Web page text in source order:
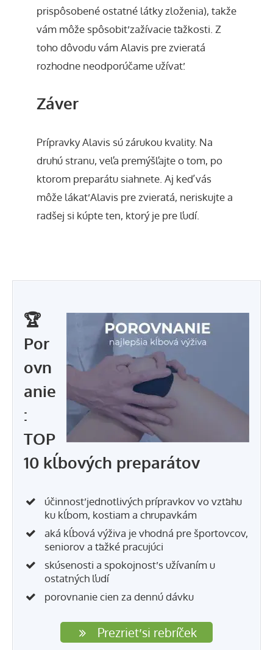
prispôsobené ostatné látky zloženia), takže
vám môže spôsobiť zažívacie ťažkosti. Z
toho dôvodu vám Alavis pre zvieratá
rozhodne neodporúčame užívať.
Záver
Prípravky Alavis sú zárukou kvality. Na
druhú stranu, veľa premýšľajte o tom, po
ktorom preparátu siahnete. Aj keď vás
môže lákať Alavis pre zvieratá, neriskujte a
radšej si kúpte ten, ktorý je pre ľudí.
🏆
Por
ovn
anie
:
TOP
10 kĺbových preparátov
účinnosť jednotlivých prípravkov vo vzťahu
ku kĺbom, kostiam a chrupavkám
aká kĺbová výživa je vhodná pre športovcov,
seniorov a ťažké pracujúci
skúsenosti a spokojnosť s užívaním u
ostatných ľudí
porovnanie cien za dennú dávku
Prezrieť si rebríček